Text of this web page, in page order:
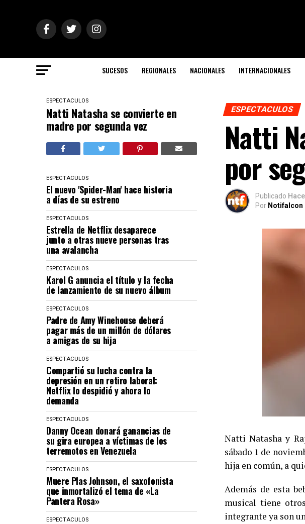
SUCESOS REGIONALES NACIONALES INTERNACIONALES
ESPECTACULOS
Natti Natasha se convierte en
madre por segunda vez
ESPECTACULOS
El nuevo 'Spider-Man' hace historia
a días de su estreno
ESPECTACULOS
Estrella de Netflix desaparece
junto a otras nueve personas tras
una avalancha
ESPECTACULOS
Karol G anuncia el título y la fecha
de lanzamiento de su nuevo álbum
ESPECTACULOS
Padre de Amy Winehouse deberá
pagar más de un millón de dólares
a amigas de su hija
ESPECTACULOS
Compartió su lucha contra la
depresión en un retiro laboral:
Netflix lo despidió y ahora lo
demanda
ESPECTACULOS
Danny Ocean donará ganancias de
su gira europea a víctimas de los
terremotos en Venezuela
ESPECTACULOS
Muere Plas Johnson, el saxofonista
que inmortalizó el tema de «La
Pantera Rosa»
ESPECTACULOS
ESPECTACULOS
Natti
por
Publicado
Por Notifalcon
Natti Natasha y
sábado 1 de
hija en común, a
Además de esta
musical tiene
integrante ya son